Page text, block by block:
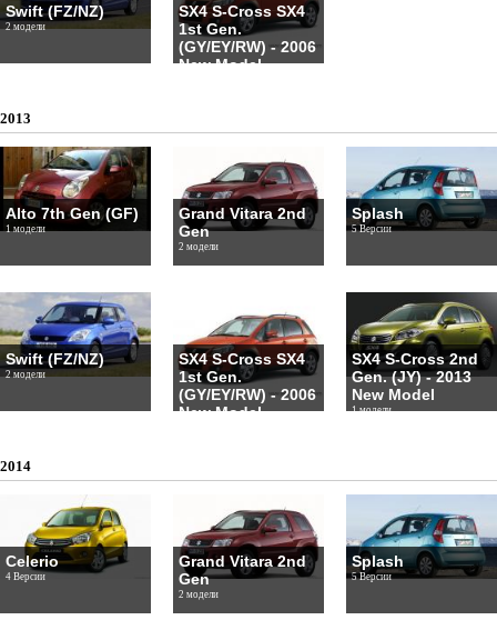
Swift (FZ/NZ)
2 модели
SX4 S-Cross SX4
1st Gen.
(GY/EY/RW) - 2006
New Model
2013
Alto 7th Gen (GF)
1 модели
Grand Vitara 2nd
Gen
2 модели
Splash
5 Версии
Swift (FZ/NZ)
2 модели
SX4 S-Cross SX4
1st Gen.
(GY/EY/RW) - 2006
New Model
SX4 S-Cross 2nd
Gen. (JY) - 2013
New Model
1 модели
2014
Celerio
4 Версии
Grand Vitara 2nd
Gen
2 модели
Splash
5 Версии